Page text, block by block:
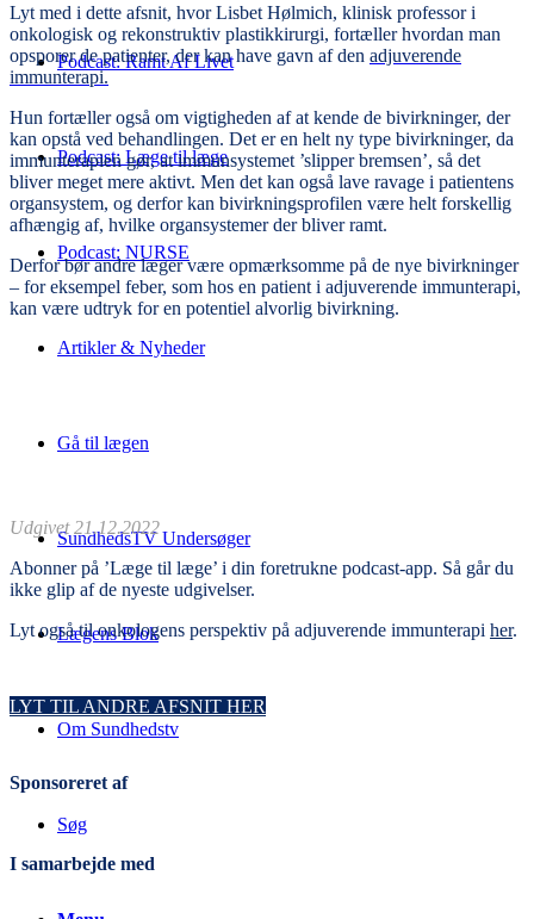
Podcast: Ramt Af Livet
Podcast: Læge til læge
Podcast: NURSE
Artikler & Nyheder
Gå til lægen
SundhedsTV Undersøger
Lægens Blok
Om Sundhedstv
Søg
Lyt med i dette afsnit, hvor Lisbet Hølmich, klinisk professor i
onkologisk og rekonstruktiv plastikkirurgi, fortæller hvordan man
opsporer de patienter, der kan have gavn af den adjuverende
immunterapi.
Hun fortæller også om vigtigheden af at kende de bivirkninger, der
kan opstå ved behandlingen. Det er en helt ny type bivirkninger, da
immunterapien gør, at immunsystemet ’slipper bremsen’, så det
bliver meget mere aktivt. Men det kan også lave ravage i patientens
organsystem, og derfor kan bivirkningsprofilen være helt forskellig
afhængig af, hvilke organsystemer der bliver ramt.
Derfor bør andre læger være opmærksomme på de nye bivirkninger
– for eksempel feber, som hos en patient i adjuverende immunterapi,
kan være udtryk for en potentiel alvorlig bivirkning.
Udgivet 21.12.2022
Abonner på ’Læge til læge’ i din foretrukne podcast-app. Så går du
ikke glip af de nyeste udgivelser.
Lyt også til onkologens perspektiv på adjuverende immunterapi her.
LYT TIL ANDRE AFSNIT HER
Sponsoreret af
I samarbejde med